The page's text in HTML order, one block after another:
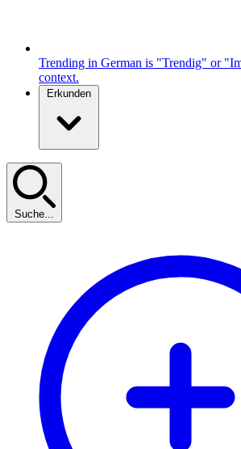
Trending in German is "Trendig" or
context.
Erkunden
Suche...